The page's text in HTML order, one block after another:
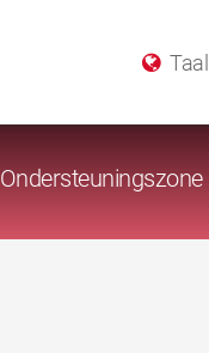
Taal
Ondersteuningszone